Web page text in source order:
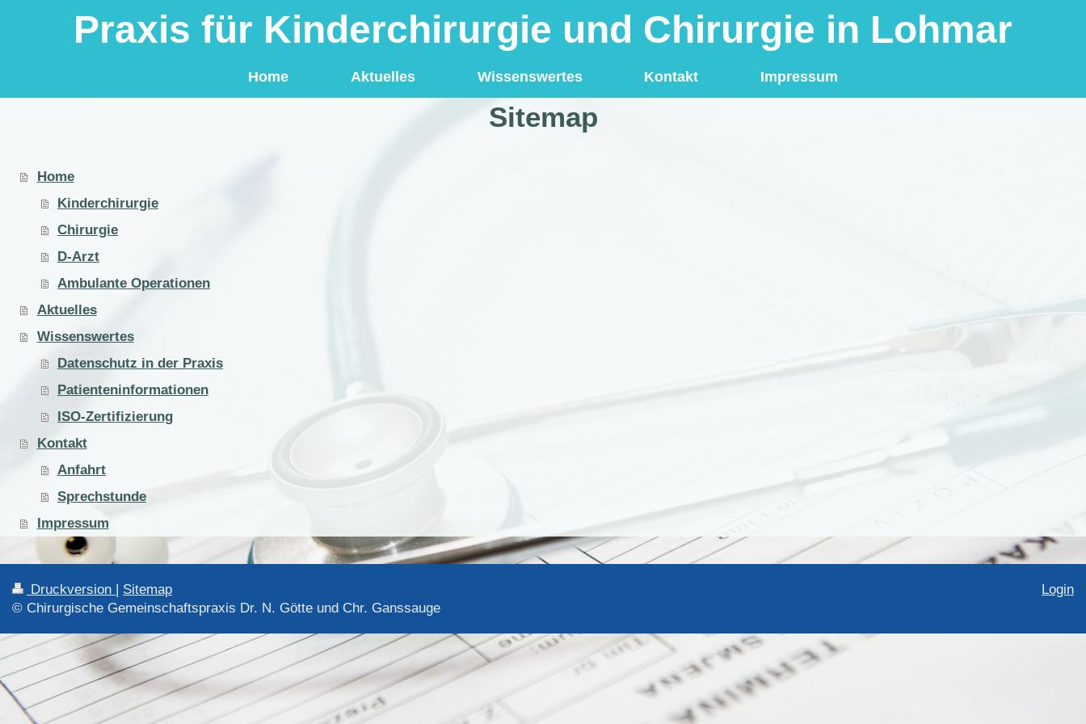
Praxis für Kinderchirurgie und Chirurgie in Lohmar
Home Aktuelles Wissenswertes Kontakt Impressum
Sitemap
Home
Kinderchirurgie
Chirurgie
D-Arzt
Ambulante Operationen
Aktuelles
Wissenswertes
Datenschutz in der Praxis
Patienteninformationen
ISO-Zertifizierung
Kontakt
Anfahrt
Sprechstunde
Impressum
Druckversion | Sitemap
© Chirurgische Gemeinschaftspraxis Dr. N. Götte und Chr. Ganssauge
Login